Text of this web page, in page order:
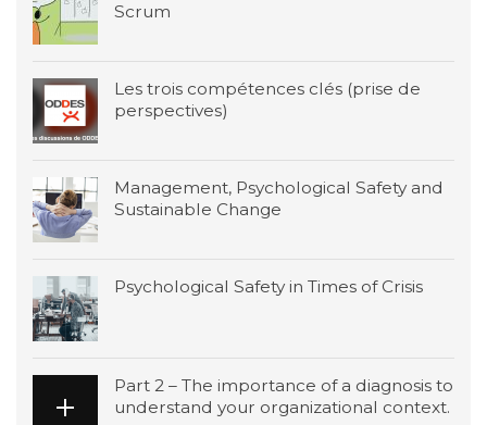
Scrum
Les trois compétences clés (prise de
perspectives)
Management, Psychological Safety and
Sustainable Change
Psychological Safety in Times of Crisis
Part 2 – The importance of a diagnosis to
understand your organizational context.